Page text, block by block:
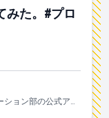
みた。#プロ
ョン部の公式アカ